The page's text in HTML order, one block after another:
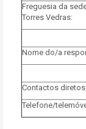
Freguesia da
Torres Vedras:
Nome do/a
Contactos
Telefone/